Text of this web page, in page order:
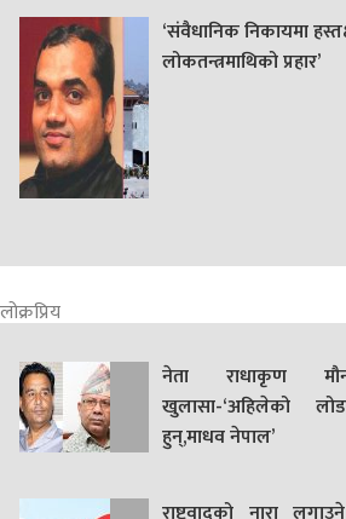
‘संवैधानिक निकायमा
लोकतन्त्रमाथिको प्रहार’
लोक्रप्रिय
नेता राधाकृण
खुलासा-‘अहिलेको
हुन्,माधव नेपाल’